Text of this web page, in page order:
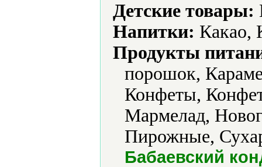
Детские товары:
Напитки: Какао,
Продукты
порошок,
Конфеты,
Мармелад,
Пирожные,
Бабаевский